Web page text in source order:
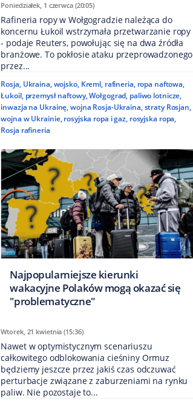
Poniedziałek, 1 czerwca (20:05)
Rafineria ropy w Wołgogradzie należąca do
koncernu Łukoil wstrzymała przetwarzanie ropy
- podaje Reuters, powołując się na dwa źródła
branżowe. To pokłosie ataku przeprowadzonego
przez...
Rosja, Ukraina,wojsko, Kreml, rafineria, ropa naftowa,
Łukoil, przemysł naftowy,Wołgograd, paliwo lotnicze,
inwazja na Ukrainę,wojna Rosja-Ukraina,straty Rosjan,
wojna w Ukrainie, rosyjska ropa i gaz, rosyjska ropa,
Rosja rafineria
Najpopularniejsze kierunki
wakacyjne Polaków mogą okazać się
"problematyczne"
Wtorek, 21 kwietnia (15:36)
Nawet w optymistycznym scenariuszu
całkowitego odblokowania cieśniny Ormuz
będziemy jeszcze przez jakiś czas odczuwać
perturbacje związane z zaburzeniami na rynku
paliw. Nie pozostaje to...